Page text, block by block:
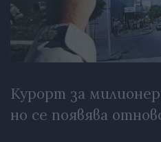
Курорт за
но се появява